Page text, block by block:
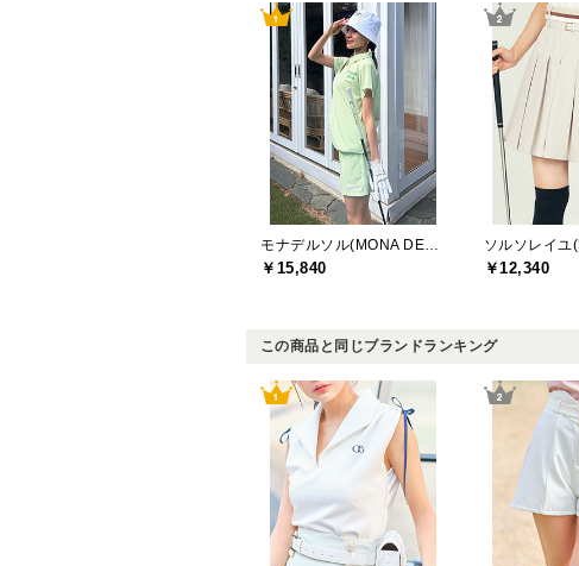
￥15,840 ￥12,340
この商品と同じブランドランキング